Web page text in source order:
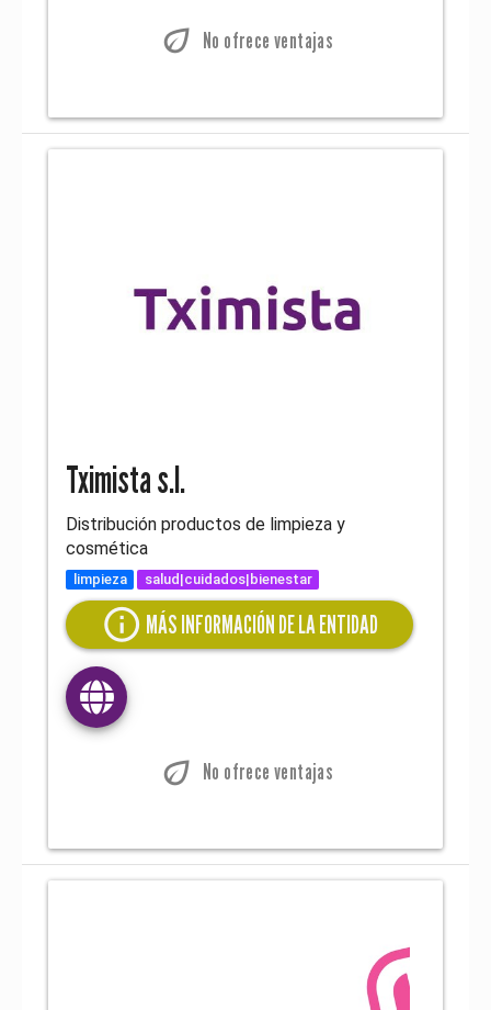
eco No ofrece ventajas
Tximista s.l.
Distribución productos de limpieza y
cosmética
limpieza salud|cuidados|bienestar
info MÁS INFORMACIÓN DE LA ENTIDAD
eco No ofrece ventajas